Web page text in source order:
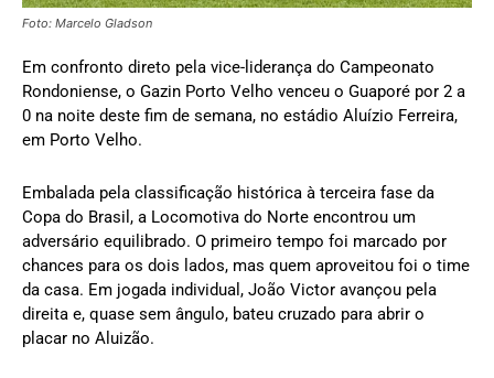
Foto: Marcelo Gladson
Em confronto direto pela vice-liderança do Campeonato
Rondoniense, o Gazin Porto Velho venceu o Guaporé por 2 a
0 na noite deste fim de semana, no estádio Aluízio Ferreira,
em Porto Velho.
Embalada pela classificação histórica à terceira fase da
Copa do Brasil, a Locomotiva do Norte encontrou um
adversário equilibrado. O primeiro tempo foi marcado por
chances para os dois lados, mas quem aproveitou foi o time
da casa. Em jogada individual, João Victor avançou pela
direita e, quase sem ângulo, bateu cruzado para abrir o
placar no Aluizão.